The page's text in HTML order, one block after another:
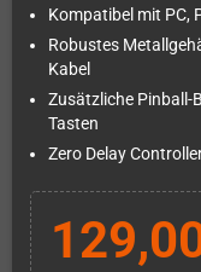
Kompatibel mit PC,
Robustes
Kabel
Zusätzliche
Tasten
Zero Delay